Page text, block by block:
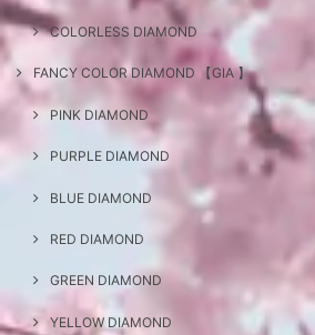
COLORLESS DIAMOND
FANCY COLOR DIAMOND 【GIA 】
PINK DIAMOND
PURPLE DIAMOND
BLUE DIAMOND
RED DIAMOND
GREEN DIAMOND
YELLOW DIAMOND